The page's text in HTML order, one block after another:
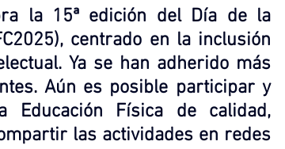
la 15ª edición del Día de la
centrado en la inclusión
Ya se han adherido más
Aún es posible participar y
Física de calidad,
las actividades en redes